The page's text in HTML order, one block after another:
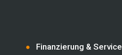
Finanzierung & Service